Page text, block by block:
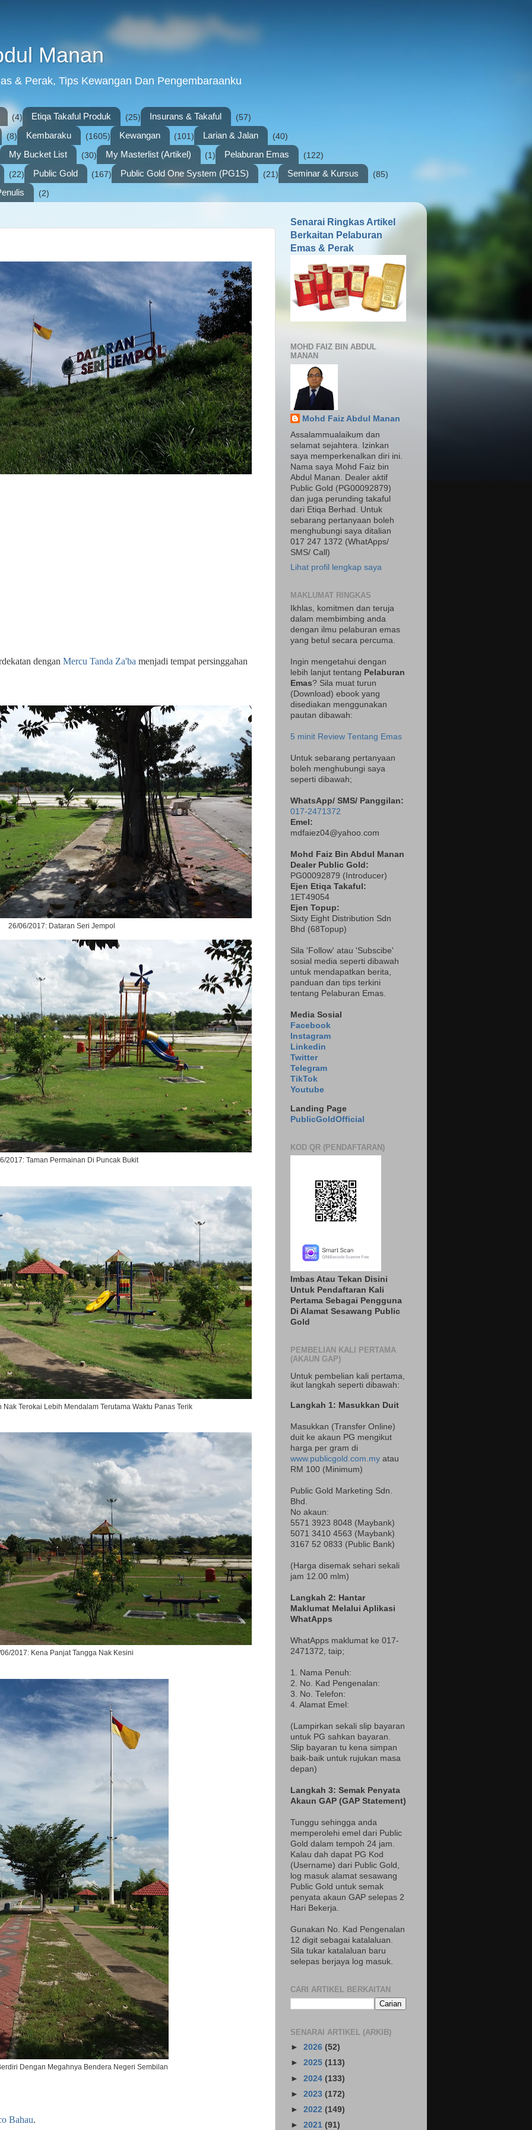
Manan
& Perak, Tips Kewangan Dan Pengembaraanku
(4) Etiqa Takaful Produk (25) Insurans & Takaful (57)
(8) Kembaraku (1605) Kewangan (101) Larian & Jalan (40)
My Bucket List (30) My Masterlist (Artikel) (1) Pelaburan Emas (122)
(22) Public Gold (167) Public Gold One System (PG1S) (21) Seminar & Kursus (85)
(2)
dengan Mercu Tanda Za'ba menjadi tempat persinggahan
26/06/2017: Dataran Seri Jempol
2017: Taman Permainan Di Puncak Bukit
Nak Terokai Lebih Mendalam Terutama Waktu Panas Terik
2017: Kena Panjat Tangga Nak Kesini
Dengan Megahnya Bendera Negeri Sembilan
Bahau.
Senarai Ringkas Artikel
Berkaitan Pelaburan
Emas & Perak
MOHD FAIZ BIN ABDUL
MANAN
Mohd Faiz Abdul Manan
Assalammualaikum dan
selamat sejahtera. Izinkan
saya memperkenalkan diri ini.
Nama saya Mohd Faiz bin
Abdul Manan. Dealer aktif
Public Gold (PG00092879)
dan juga perunding takaful
dari Etiqa Berhad. Untuk
sebarang pertanyaan boleh
menghubungi saya ditalian
017 247 1372 (WhatApps/
SMS/ Call)
Lihat profil lengkap saya
MAKLUMAT RINGKAS
Ikhlas, komitmen dan teruja
dalam membimbing anda
dengan ilmu pelaburan emas
yang betul secara percuma.
Ingin mengetahui dengan
lebih lanjut tentang Pelaburan
Emas? Sila muat turun
(Download) ebook yang
disediakan menggunakan
pautan dibawah:
5 minit Review Tentang Emas
Untuk sebarang pertanyaan
boleh menghubungi saya
seperti dibawah;
WhatsApp/ SMS/ Panggilan:
017-2471372
Emel:
mdfaiez04@yahoo.com
Mohd Faiz Bin Abdul Manan
Dealer Public Gold:
PG00092879 ( Introducer)
Ejen Etiqa Takaful:
1ET49054
Ejen Topup:
Sixty Eight Distribution Sdn
Bhd (68Topup)
Sila 'Follow' atau 'Subscibe'
sosial media seperti dibawah
untuk mendapatkan berita,
panduan dan tips terkini
tentang Pelaburan Emas.
Media Sosial
Facebook
Instagram
Linkedin
Twitter
Telegram
TikTok
Youtube
Landing Page
PublicGoldOfficial
KOD QR (PENDAFTARAN)
Imbas Atau Tekan Disini
Untuk Pendaftaran Kali
Pertama Sebagai Pengguna
Di Alamat Sesawang Public
Gold
PEMBELIAN KALI PERTAMA
(AKAUN GAP)
Untuk pembelian kali pertama,
ikut langkah seperti dibawah:
Langkah 1: Masukkan Duit
Masukkan (Transfer Online)
duit ke akaun PG mengikut
harga per gram di
www.publicgold.com.my atau
RM 100 (Minimum)
Public Gold Marketing Sdn.
Bhd.
No akaun:
5571 3923 8048 (Maybank)
5071 3410 4563 (Maybank)
3167 52 0833 (Public Bank)
(Harga disemak sehari sekali
jam 12.00 mlm)
Langkah 2: Hantar
Maklumat Melalui Aplikasi
WhatApps
WhatApps maklumat ke 017-
2471372 , taip;
1. Nama Penuh:
2. No. Kad Pengenalan:
3. No. Telefon:
4. Alamat Emel:
(Lampirkan sekali slip bayaran
untuk PG sahkan bayaran.
Slip bayaran tu kena simpan
baik-baik untuk rujukan masa
depan)
Langkah 3: Semak Penyata
Akaun GAP (GAP Statement)
Tunggu sehingga anda
memperolehi emel dari Public
Gold dalam tempoh 24 jam.
Kalau dah dapat PG Kod
(Username) dari Public Gold,
log masuk alamat sesawang
Public Gold untuk semak
penyata akaun GAP selepas 2
Hari Bekerja.
Gunakan No. Kad Pengenalan
12 digit sebagai katalaluan.
Sila tukar katalaluan baru
selepas berjaya log masuk.
CARI ARTIKEL BERKAITAN
SENARAI ARTIKEL (ARKIB)
► 2026 (52)
► 2025 (113)
► 2024 (133)
► 2023 (172)
► 2022 (149)
► 2021 (91)